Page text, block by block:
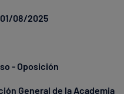
01/08/2025
- Oposición
General de la Academia